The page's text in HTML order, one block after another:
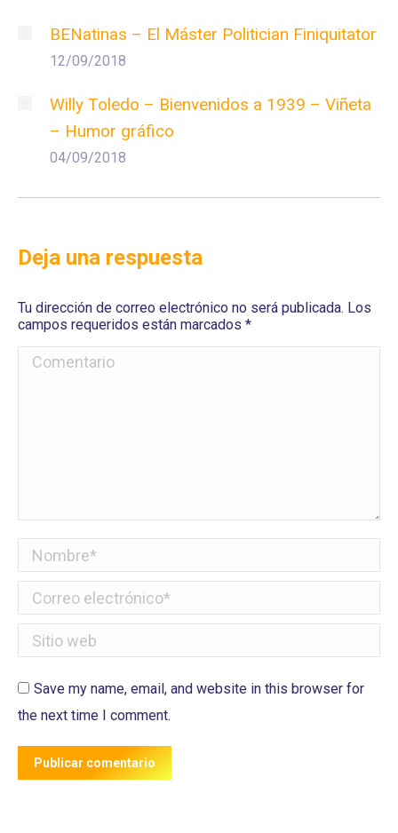
BENatinas – El Máster Politician Finiquitator
12/09/2018
Willy Toledo – Bienvenidos a 1939 – Viñeta
– Humor gráfico
04/09/2018
Deja una respuesta
Tu dirección de correo electrónico no será publicada. Los
campos requeridos están marcados *
Comentario
Nombre *
Correo electrónico *
Sitio web
Save my name, email, and website in this browser for
the next time I comment.
Publicar comentario